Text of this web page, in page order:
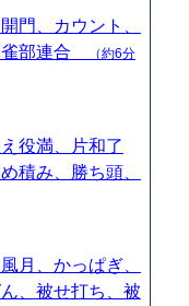
門、カウント、
雀部連合
（約6分
役満、片和了
積み、勝ち頭、
月、かっぱぎ、
、被せ打ち、被